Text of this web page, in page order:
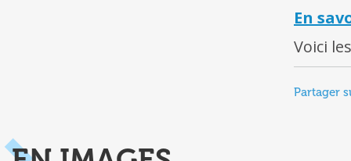
En
Voici
Partager